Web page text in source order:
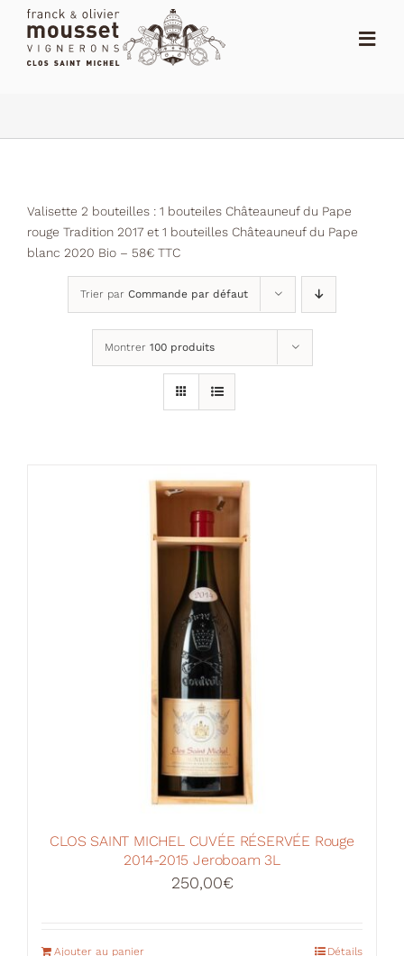
Passer
contenu
ACTUALITÉS
Valisette 2 bouteilles : 1 bouteiles Châteauneuf du Pape
rouge Tradition 2017 et 1 bouteilles Châteauneuf du Pape
blanc 2020 Bio – 58€ TTC
Trier par Commande par défaut
Montrer 100 produits
CLOS SAINT MICHEL CUVÉE RÉSERVÉE Rouge
2014-2015 Jeroboam 3L
250,00€
Ajouter au panier Détails